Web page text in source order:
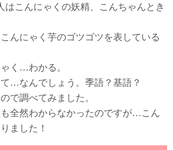
はこんにゃくの妖精、こんちゃんとき
んにゃく芋のゴツゴツを表している
く…わかる。
…なんでしょう。季語？基語？
で調べてみました。
全然わからなかったのですが…こん
ました！